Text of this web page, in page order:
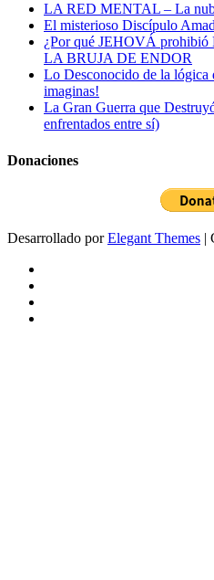
LA RED MENTAL – La
El misterioso Discípulo
¿Por qué JEHOVÁ prohibió
LA BRUJA DE ENDOR
Lo Desconocido de la lógica
imaginas!
La Gran Guerra que
enfrentados entre sí)
Donaciones
Desarrollado porElegant Themes |